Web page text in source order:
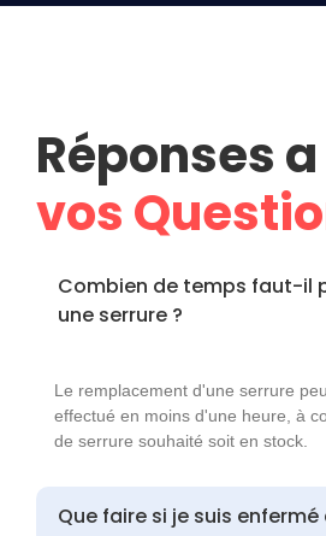
Réponses a
vos
Combien de temps faut-il
une serrure ?
Le remplacement d'une serrure
effectué en moins d'une heure, à
de serrure souhaité soit en stock.
Que faire si je suis enfermé